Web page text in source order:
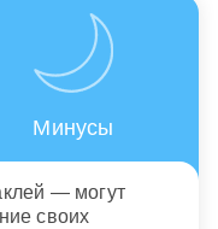
Минусы
— могут
своих